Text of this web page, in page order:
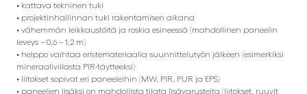
• kattava tekninen tuki
• projektinhallinnan tuki rakentamisen aikana
• vähemmän leikkaustöitä ja roskia esineessä (mahdollinen paneelin
leveys – 0,6 – 1,2 m)
• helppo vaihtaa eristemateriaalia suunnittelutyön jälkeen (esimerkiksi
mineraalivillasta PIR-täytteeksi)
• liitokset sopivat eri paneeleihin (MW, PIR, PUR ja EPS)
• paneelien lisäksi on mahdollista tilata lisävarusteita (liitokset, ruuvit